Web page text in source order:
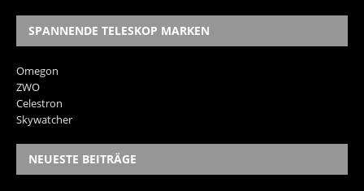
SPANNENDE TELESKOP MARKEN
Omegon
ZWO
Celestron
Skywatcher
NEUESTE BEITRÄGE